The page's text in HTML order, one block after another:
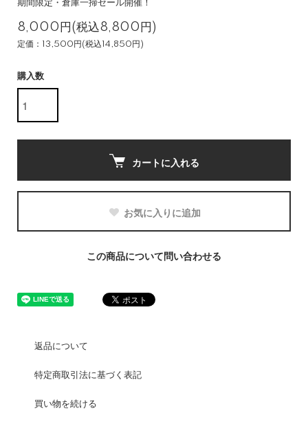
期間限定・倉庫一掃セール開催！
8,000円(税込8,800円)
定価：13,500円(税込14,850円)
購入数
カートに入れる
お気に入りに追加
この商品について問い合わせる
返品について
特定商取引法に基づく表記
買い物を続ける